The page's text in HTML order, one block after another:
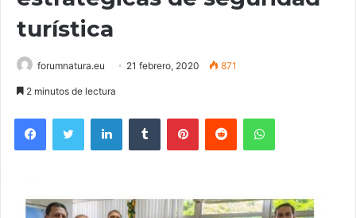
turística
forumnatura.eu 21 febrero, 2020 871
2 minutos de lectura
FacebookTwitter LinkedInTumblr PinterestReddit WhatsApp